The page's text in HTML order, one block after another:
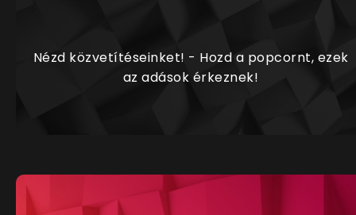
Nézd közvetítéseinket! - Hozd a popcornt, ezek
az adások érkeznek!